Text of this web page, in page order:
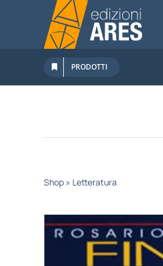
contenuto
PRODOTTI
Shop» Letteratura